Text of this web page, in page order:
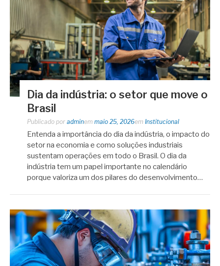
Dia da indústria: o setor que move o
Brasil
Publicado por adminem maio 25, 2026em Institucional
Entenda a importância do dia da indústria, o impacto do
setor na economia e como soluções industriais
sustentam operações em todo o Brasil. O dia da
indústria tem um papel importante no calendário
porque valoriza um dos pilares do desenvolvimento…